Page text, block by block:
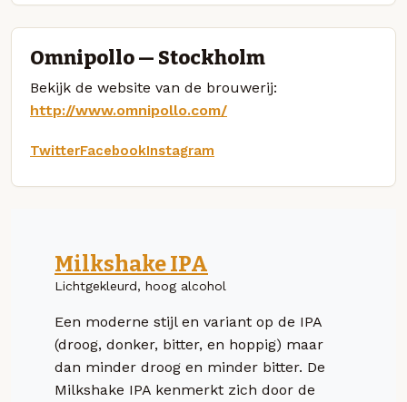
Omnipollo — Stockholm
Bekijk de website van de brouwerij:
http://www.omnipollo.com/
TwitterFacebookInstagram
Milkshake IPA
Lichtgekleurd, hoog alcohol
Een moderne stijl en variant op de IPA
(droog, donker, bitter, en hoppig) maar
dan minder droog en minder bitter. De
Milkshake IPA kenmerkt zich door de